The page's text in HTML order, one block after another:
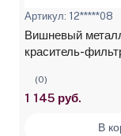
Артикул: 12*****08
Вишневый
краситель-
(0)
1 145 руб.
В